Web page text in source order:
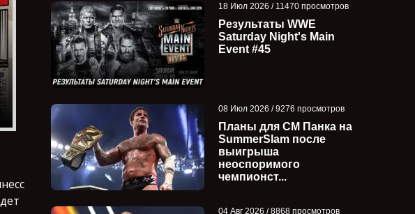
18 Июл 2026 / 11470 просмотров
Результаты WWE
Saturday Night's Main
Event #45
08 Июл 2026 / 9276 просмотров
Планы для СМ Панка на
SummerSlam после
выигрыша
неоспоримого
чемпионст...
04 Авг 2026 / 8868 просмотров